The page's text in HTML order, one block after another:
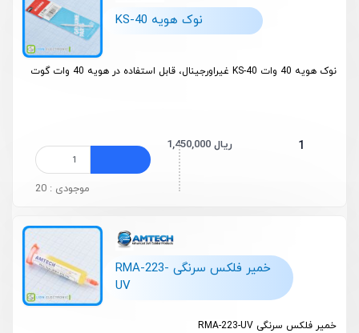
نوک هویه KS-40
نوک هویه 40 وات KS-40 غیراورجینال، قابل استفاده در هویه 40 وات گوت
1 1,450,000 ریال
موجودی : 20
خمیر فلکس سرنگی RMA-223-
UV
خمیر فلکس سرنگی RMA-223-UV